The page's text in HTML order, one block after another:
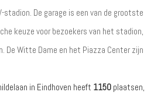
stadion. De garage is een van de grootste
keuze voor bezoekers van het stadion,
Witte Dame en het Piazza Center zijn
in Eindhoven heeft 1150 plaatsen,